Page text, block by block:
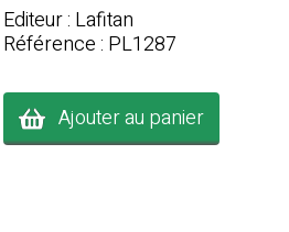
Editeur : Lafitan
Référence : PL1287
Ajouter au panier